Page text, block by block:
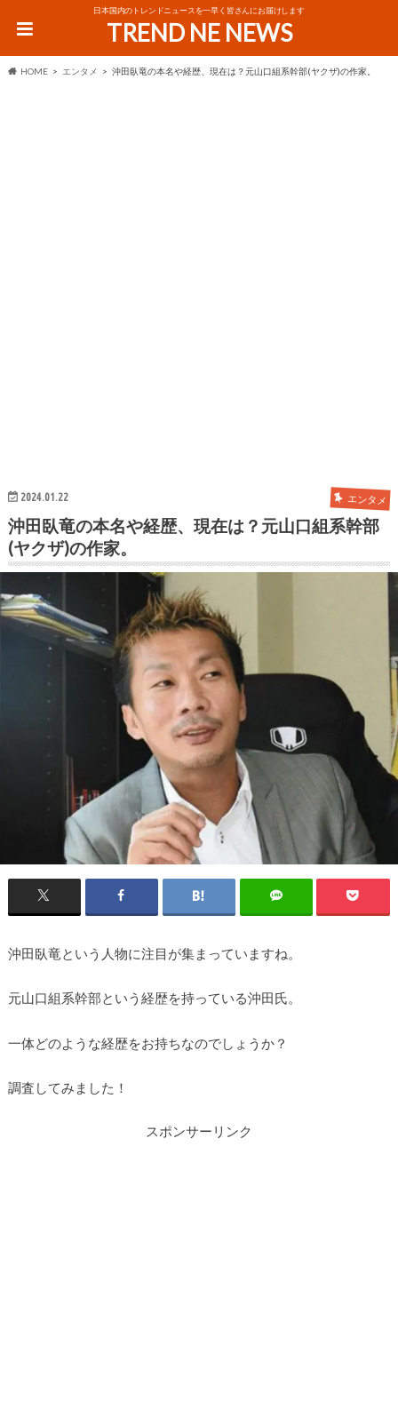
日本国内のトレンドニュースを一早く皆さんにお届けします
TREND NE NEWS
HOME エンタメ 沖田臥竜の本名や経歴、現在は？元山口組系幹部(ヤクザ)の作家。
2024.01.22 エンタメ
沖田臥竜の本名や経歴、現在は？元山口組系幹部
(ヤクザ)の作家。
沖田臥竜という人物に注目が集まっていますね。
元山口組系幹部という経歴を持っている沖田氏。
一体どのような経歴をお持ちなのでしょうか？
調査してみました！
スポンサーリンク